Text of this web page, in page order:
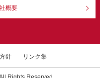
概要
針 リンク集